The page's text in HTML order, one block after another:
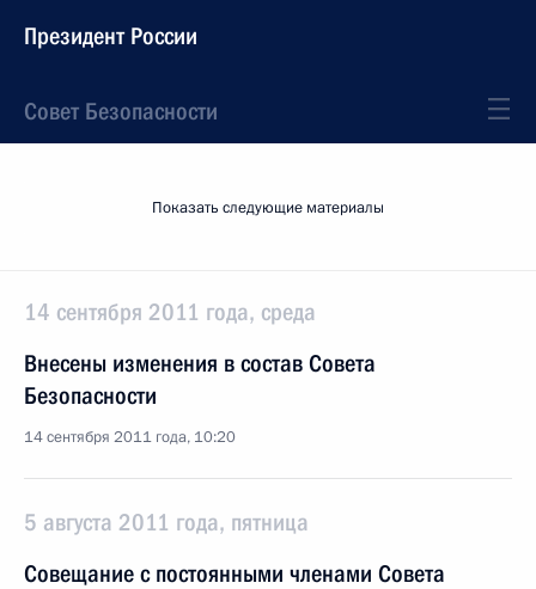
Президент России
Совет Безопасности
Показать следующие материалы
14 сентября 2011 года, среда
Внесены изменения в состав Совета
Безопасности
14 сентября 2011 года, 10:20
5 августа 2011 года, пятница
Совещание с постоянными членами Совета